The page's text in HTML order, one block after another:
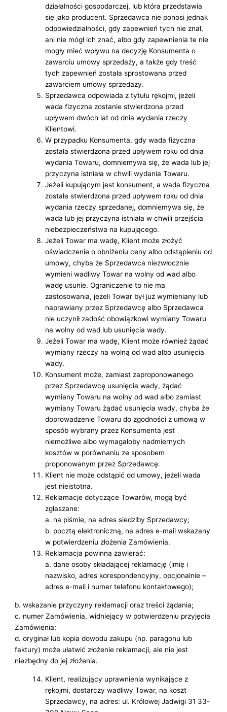
działalności gospodarczej, lub która przedstawia
się jako producent. Sprzedawca nie ponosi jednak
odpowiedzialności, gdy zapewnień tych nie znał,
ani nie mógł ich znać, albo gdy zapewnienia te nie
mogły mieć wpływu na decyzję Konsumenta o
zawarciu umowy sprzedaży, a także gdy treść
tych zapewnień została sprostowana przed
zawarciem umowy sprzedaży.
Sprzedawca odpowiada z tytułu rękojmi, jeżeli
wada fizyczna zostanie stwierdzona przed
upływem dwóch lat od dnia wydania rzeczy
Klientowi.
W przypadku Konsumenta, gdy wada fizyczna
została stwierdzona przed upływem roku od dnia
wydania Towaru, domniemywa się, że wada lub jej
przyczyna istniała w chwili wydania Towaru.
Jeżeli kupującym jest konsument, a wada fizyczna
została stwierdzona przed upływem roku od dnia
wydania rzeczy sprzedanej, domniemywa się, że
wada lub jej przyczyna istniała w chwili przejścia
niebezpieczeństwa na kupującego.
Jeżeli Towar ma wadę, Klient może złożyć
oświadczenie o obniżeniu ceny albo odstąpieniu od
umowy, chyba że Sprzedawca niezwłocznie
wymieni wadliwy Towar na wolny od wad albo
wadę usunie. Ograniczenie to nie ma
zastosowania, jeżeli Towar był już wymieniany lub
naprawiany przez Sprzedawcę albo Sprzedawca
nie uczynił zadość obowiązkowi wymiany Towaru
na wolny od wad lub usunięcia wady.
Jeżeli Towar ma wadę, Klient może również żądać
wymiany rzeczy na wolną od wad albo usunięcia
wady.
Konsument może, zamiast zaproponowanego
przez Sprzedawcę usunięcia wady, żądać
wymiany Towaru na wolny od wad albo zamiast
wymiany Towaru żądać usunięcia wady, chyba że
doprowadzenie Towaru do zgodności z umową w
sposób wybrany przez Konsumenta jest
niemożliwe albo wymagałoby nadmiernych
kosztów w porównaniu ze sposobem
proponowanym przez Sprzedawcę.
Klient nie może odstąpić od umowy, jeżeli wada
jest nieistotna.
Reklamacje dotyczące Towarów, mogą być
zgłaszane:
a. na piśmie, na adres siedziby Sprzedawcy;
b. pocztą elektroniczną, na adres e-mail wskazany
w potwierdzeniu złożenia Zamówienia.
Reklamacja powinna zawierać:
a. dane osoby składającej reklamację (imię i
nazwisko, adres korespondencyjny, opcjonalnie –
adres e-mail i numer telefonu kontaktowego);
b. wskazanie przyczyny reklamacji oraz treści żądania;
c. numer Zamówienia, widniejący w potwierdzeniu przyjęcia
Zamówienia;
d. oryginał lub kopia dowodu zakupu (np. paragonu lub
faktury) może ułatwić złożenie reklamacji, ale nie jest
niezbędny do jej złożenia.
Klient, realizujący uprawnienia wynikające z
rękojmi, dostarczy wadliwy Towar, na koszt
Sprzedawcy, na adres: ul. Królowej Jadwigi 31 33-